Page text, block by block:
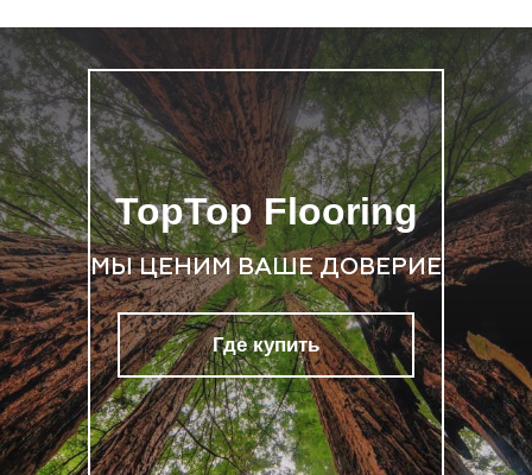
TopTop Flooring
МЫ ЦЕНИМ ВАШЕ ДОВЕРИЕ
Где купить